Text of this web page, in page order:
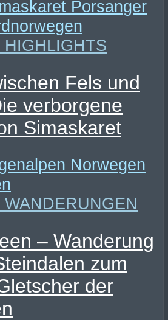
Fels und
verborgene
Simaskaret
– Wanderung
zum
der